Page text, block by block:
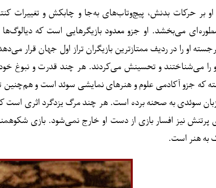
بر حرکات بدنش، پیچ‌وتاب‌های به‌جا و چابکش و تغییرات
می‌بخشد. او جزو معدود بازیگرهایی است که
او را در ردیف ممتازترین بازیگران تراز اول جهان قرار
را می‌شناختند و تحسینش می‌کردند. هر چند قدرت و نبوغ خود
که جزو آکادمی علوم و هنرهای نمایشی سوئد است و هم‌چنین
زبان سوئدی به صحنه برده است. هر چند مرگ یزدگرد اثری است
پرتنش نیز افسار بازی از دست او خارج نمی‌شود. بازی
به هنر است.